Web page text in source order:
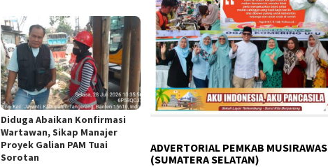
Diduga Abaikan Konfirmasi
Wartawan, Sikap Manajer
Proyek Galian PAM Tuai
Sorotan
ADVERTORIAL PEMKAB MUSIRAWAS
(SUMATERA SELATAN)